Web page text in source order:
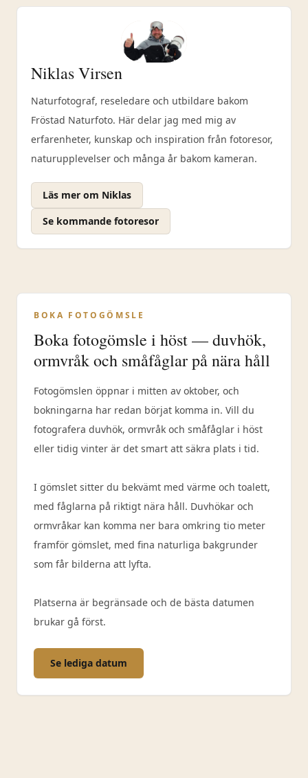
Niklas Virsen
Naturfotograf, reseledare och utbildare bakom
Fröstad Naturfoto. Här delar jag med mig av
erfarenheter, kunskap och inspiration från fotoresor,
naturupplevelser och många år bakom kameran.
Läs mer om Niklas
Se kommande fotoresor
BOKA FOTOGÖMSLE
Boka fotogömsle i höst — duvhök,
ormvråk och småfåglar på nära håll
Fotogömslen öppnar i mitten av oktober, och
bokningarna har redan börjat komma in. Vill du
fotografera duvhök, ormvråk och småfåglar i höst
eller tidig vinter är det smart att säkra plats i tid.
I gömslet sitter du bekvämt med värme och toalett,
med fåglarna på riktigt nära håll. Duvhökar och
ormvråkar kan komma ner bara omkring tio meter
framför gömslet, med fina naturliga bakgrunder
som får bilderna att lyfta.
Platserna är begränsade och de bästa datumen
brukar gå först.
Se lediga datum